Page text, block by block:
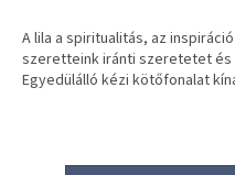
A lila a spiritualitás, az
szeretteink iránti szeretetet és
Egyedülálló kézi kötőfonalat